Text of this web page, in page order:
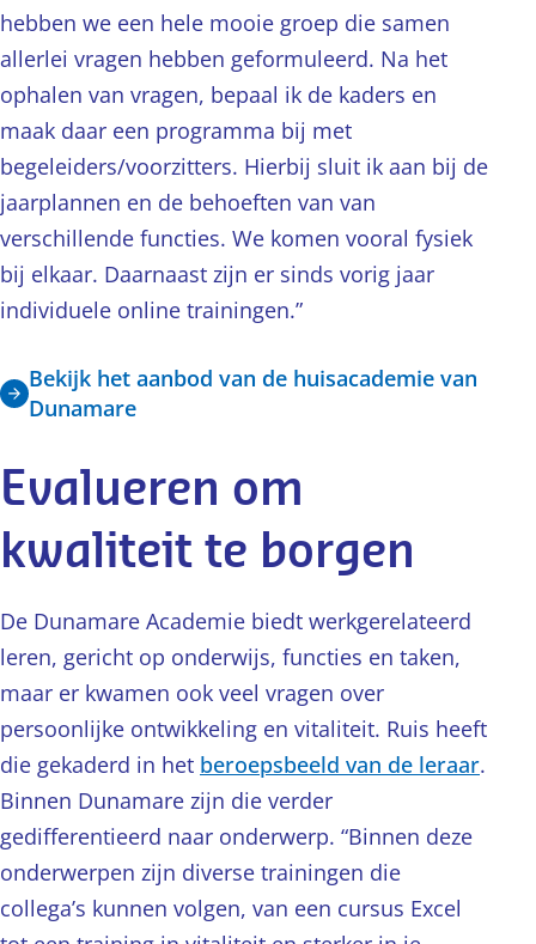
hebben we een hele mooie groep die samen
allerlei vragen hebben geformuleerd. Na het
ophalen van vragen, bepaal ik de kaders en
maak daar een programma bij met
begeleiders/voorzitters. Hierbij sluit ik aan bij de
jaarplannen en de behoeften van van
verschillende functies. We komen vooral fysiek
bij elkaar. Daarnaast zijn er sinds vorig jaar
individuele online trainingen.”
Bekijk het aanbod van de huisacademie van
Dunamare
Evalueren om
kwaliteit te borgen
De Dunamare Academie biedt werkgerelateerd
leren, gericht op onderwijs, functies en taken,
maar er kwamen ook veel vragen over
persoonlijke ontwikkeling en vitaliteit. Ruis heeft
die gekaderd in het beroepsbeeld van de leraar.
Binnen Dunamare zijn die verder
gedifferentieerd naar onderwerp. “Binnen deze
onderwerpen zijn diverse trainingen die
collega’s kunnen volgen, van een cursus Excel